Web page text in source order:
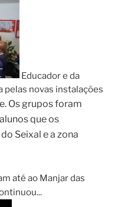
Educador e da
pelas novas instalações
Os grupos foram
que os
Seixal e a zona
até ao Manjar das